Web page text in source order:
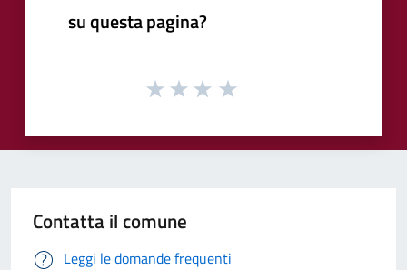
su questa pagina?
Contatta il comune
Leggi le domande frequenti